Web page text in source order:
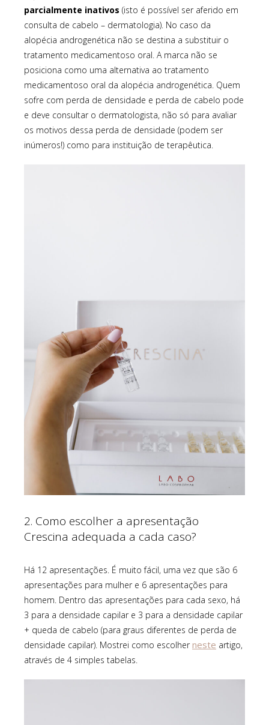
parcialmente inativos (isto é possível ser aferido em
consulta de cabelo – dermatologia). No caso da
alopécia androgenética não se destina a substituir o
tratamento medicamentoso oral. A marca não se
posiciona como uma alternativa ao tratamento
medicamentoso oral da alopécia androgenética. Quem
sofre com perda de densidade e perda de cabelo pode
e deve consultar o dermatologista, não só para avaliar
os motivos dessa perda de densidade (podem ser
inúmeros!) como para instituição de terapêutica.
2. Como escolher a apresentação
Crescina adequada a cada caso?
Há 12 apresentações. É muito fácil, uma vez que são 6
apresentações para mulher e 6 apresentações para
homem. Dentro das apresentações para cada sexo, há
3 para a densidade capilar e 3 para a densidade capilar
+ queda de cabelo (para graus diferentes de perda de
densidade capilar). Mostrei como escolherneste artigo,
através de 4 simples tabelas.